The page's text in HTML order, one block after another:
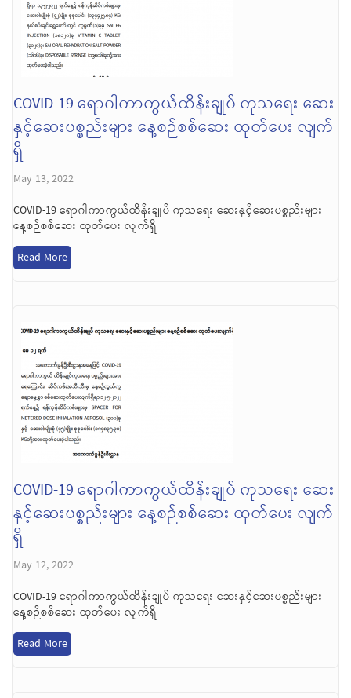
COVID-19 ရောဂါကာကွယ်ထိန်းချုပ် ကုသရေး ဆေး
နှင့်ဆေးပစ္စည်းများ နေ့စဉ်စစ်ဆေး ထုတ်ပေး လျက်
ရှိ
May 13, 2022
COVID-19 ရောဂါကာကွယ်ထိန်းချုပ် ကုသရေး ဆေးနှင့်ဆေးပစ္စည်းများ
နေ့စဉ်စစ်ဆေး ထုတ်ပေး လျက်ရှိ
Read More
COVID-19 ရောဂါကာကွယ်ထိန်းချုပ် ကုသရေး ဆေး
နှင့်ဆေးပစ္စည်းများ နေ့စဉ်စစ်ဆေး ထုတ်ပေး လျက်
ရှိ
May 12, 2022
COVID-19 ရောဂါကာကွယ်ထိန်းချုပ် ကုသရေး ဆေးနှင့်ဆေးပစ္စည်းများ
နေ့စဉ်စစ်ဆေး ထုတ်ပေး လျက်ရှိ
Read More